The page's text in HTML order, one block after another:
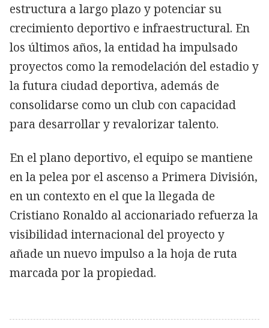
estructura a largo plazo y potenciar su
crecimiento deportivo e infraestructural. En
los últimos años, la entidad ha impulsado
proyectos como la remodelación del estadio y
la futura ciudad deportiva, además de
consolidarse como un club con capacidad
para desarrollar y revalorizar talento.
En el plano deportivo, el equipo se mantiene
en la pelea por el ascenso a Primera División,
en un contexto en el que la llegada de
Cristiano Ronaldo al accionariado refuerza la
visibilidad internacional del proyecto y
añade un nuevo impulso a la hoja de ruta
marcada por la propiedad.